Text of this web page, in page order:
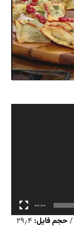
00:00
حجم فایل: ۲۹٫۴